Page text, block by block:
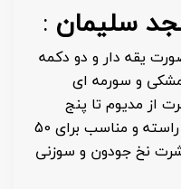
سلیمان :
یقه دار و دو دکمه
مشکی و سورمه ای
از مدیوم تا پنج
ایکس است. برش لباس بصورت راسته و مناسب برای 50
نخ جودون و سوزنی